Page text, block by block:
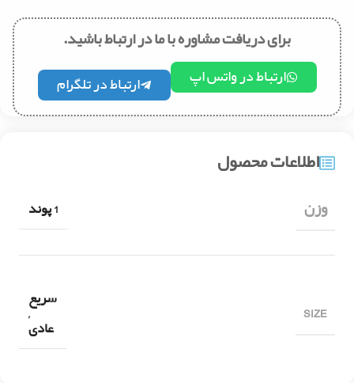
برای دریافت مشاوره با ما در ارتباط باشید.
ارتباط در واتس اپ ارتباط در تلگرام
اطلاعات محصول
وزن 1 پوند
SIZE
سریع
,
عادی